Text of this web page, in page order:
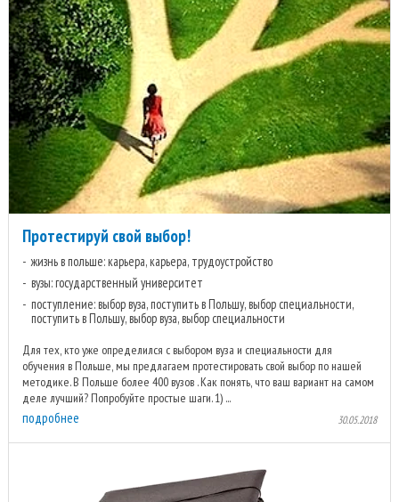
Протестируй свой выбор!
жизнь в польше: карьера, карьера, трудоустройство
вузы: государственный университет
поступление: выбор вуза, поступить в Польшу, выбор специальности,
поступить в Польшу, выбор вуза, выбор специальности
Для тех, кто уже определился с выбором вуза и специальности для
обучения в Польше, мы предлагаем протестировать свой выбор по нашей
методике. В Польше более 400 вузов . Как понять, что ваш вариант на самом
деле лучший? Попробуйте простые шаги. 1) ...
подробнее 30.05.2018